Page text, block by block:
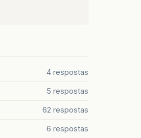
4 respostas
5 respostas
62 respostas
6 respostas